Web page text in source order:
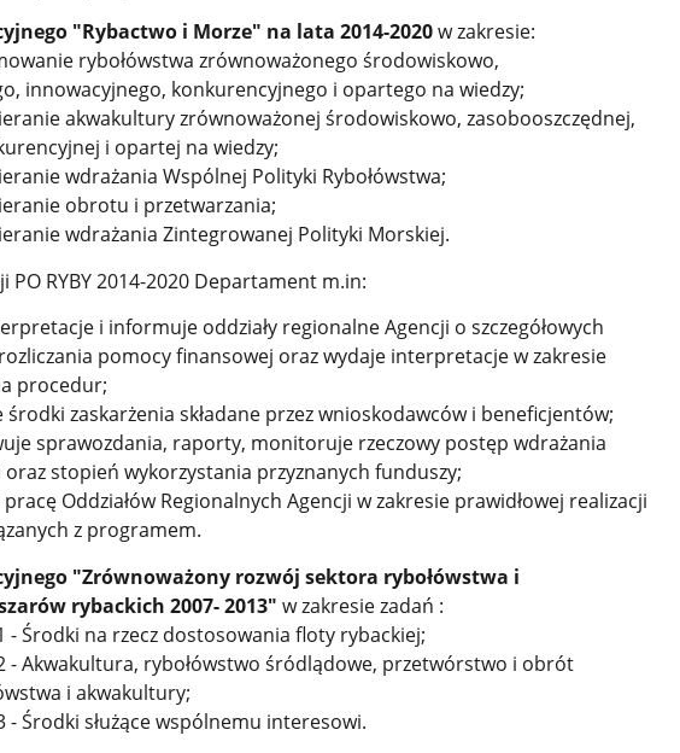
"Rybactwo i Morze" na lata 2014-2020w zakresie:
rybołówstwa zrównoważonego środowiskowo,
innowacyjnego, konkurencyjnego i opartego na wiedzy;
akwakultury zrównoważonej środowiskowo, zasobooszczędnej,
i opartej na wiedzy;
wdrażania Wspólnej Polityki Rybołówstwa;
obrotu i przetwarzania;
wdrażania Zintegrowanej Polityki Morskiej.
PO RYBY 2014-2020 Departament m.in:
i informuje oddziały regionalne Agencji o szczegółowych
pomocy finansowej oraz wydaje interpretacje w zakresie
procedur;
zaskarżenia składane przez wnioskodawców i beneficjentów;
sprawozdania, raporty, monitoruje rzeczowy postęp wdrażania
stopień wykorzystania przyznanych funduszy;
Oddziałów Regionalnych Agencji w zakresie prawidłowej realizacji
z programem.
"Zrównoważony rozwój sektora rybołówstwa i
rybackich 2007- 2013" w zakresie zadań :
Środki na rzecz dostosowania floty rybackiej;
- Akwakultura, rybołówstwo śródlądowe, przetwórstwo i obrót
i akwakultury;
Środki służące wspólnemu interesowi.